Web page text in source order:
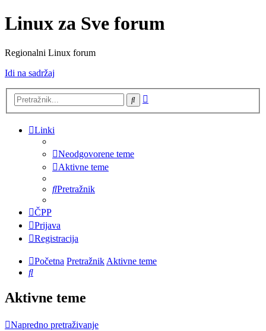
Linux za Sve forum
Regionalni Linux forum
Idi na sadržaj
Pretražnik
Linki
Neodgovorene teme
Aktivne teme
Pretražnik
ČPP
Prijava
Registracija
Početna PretražnikAktivne teme
Pretražnik
Aktivne teme
Napredno pretraživanje